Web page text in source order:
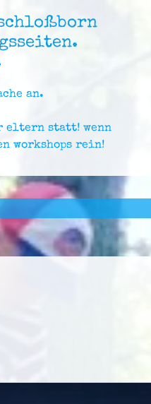
an.
eltern statt! wenn
workshops rein!